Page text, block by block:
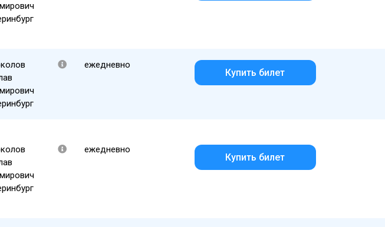
ежедневно
Купить билет
ежедневно
Купить билет